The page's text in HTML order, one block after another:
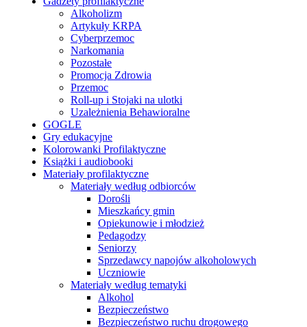
Alkoholizm
Artykuły KRPA
Cyberprzemoc
Narkomania
Pozostałe
Promocja Zdrowia
Przemoc
Roll-up i Stojaki na ulotki
Uzależnienia Behawioralne
GOGLE
Gry edukacyjne
Kolorowanki Profilaktyczne
Książki i audiobooki
Materiały profilaktyczne
Materiały według odbiorców
Dorośli
Mieszkańcy gmin
Opiekunowie i młodzież
Pedagodzy
Seniorzy
Sprzedawcy napojów alkoholowych
Uczniowie
Materiały według tematyki
Alkohol
Bezpieczeństwo
Bezpieczeństwo ruchu drogowego